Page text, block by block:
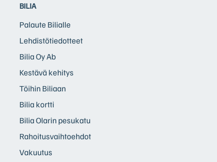
BILIA
Palaute Bilialle
Lehdistötiedotteet
Bilia Oy Ab
Kestävä kehitys
Töihin Biliaan
Bilia kortti
Bilia Olarin pesukatu
Rahoitusvaihtoehdot
Vakuutus